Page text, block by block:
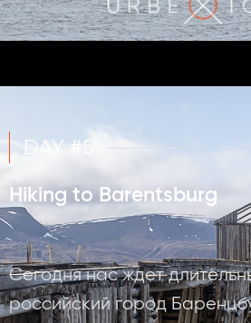
DAY #5
Hiking to Barentsburg
Сегодня нас ждет
российский город